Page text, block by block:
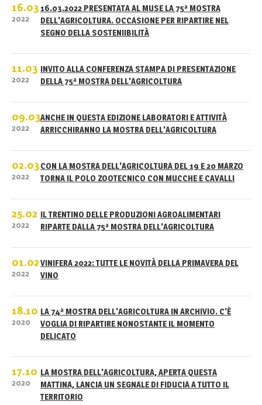
16.03
2022
16.03.2022 PRESENTATA AL MUSE LA 75ª MOSTRA
DELL'AGRICOLTURA. OCCASIONE PER RIPARTIRE NEL
SEGNO DELLA SOSTENIIBILITÀ
11.03
2022
INVITO ALLA CONFERENZA STAMPA DI PRESENTAZIONE
DELLA 75ª MOSTRA DELL'AGRICOLTURA
09.03
2022
ANCHE IN QUESTA EDIZIONE LABORATORI E ATTIVITÀ
ARRICCHIRANNO LA MOSTRA DELL'AGRICOLTURA
02.03
2022
CON LA MOSTRA DELL'AGRICOLTURA DEL 19 E 20 MARZO
TORNA IL POLO ZOOTECNICO CON MUCCHE E CAVALLI
25.02
2022
IL TRENTINO DELLE PRODUZIONI AGROALIMENTARI
RIPARTE DALLA 75ª MOSTRA DELL'AGRICOLTURA
01.02
2022
VINIFERA 2022: TUTTE LE NOVITÀ DELLA PRIMAVERA DEL
VINO
18.10
2020
LA 74ª MOSTRA DELL'AGRICOLTURA IN ARCHIVIO. C'È
VOGLIA DI RIPARTIRE NONOSTANTE IL MOMENTO
DELICATO
17.10
2020
LA MOSTRA DELL'AGRICOLTURA, APERTA QUESTA
MATTINA, LANCIA UN SEGNALE DI FIDUCIA A TUTTO IL
TERRITORIO